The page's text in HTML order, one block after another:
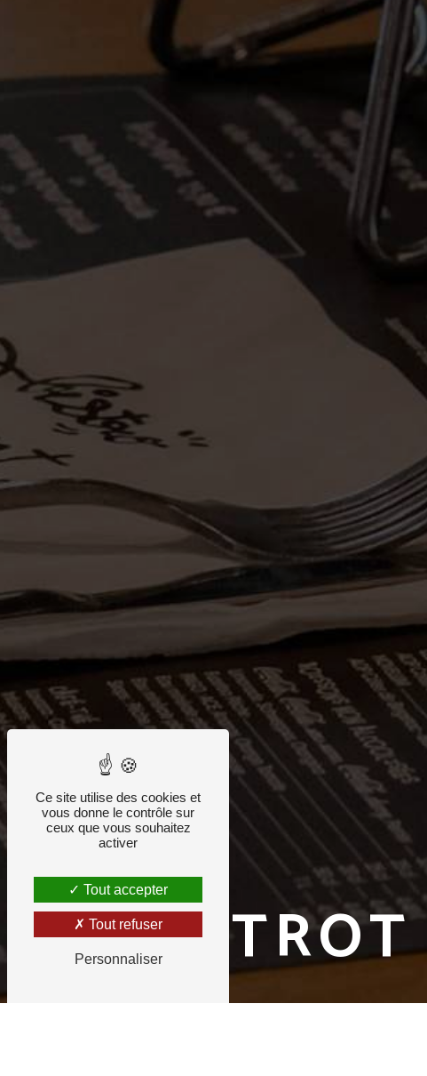
Ce site utilise des cookies et
vous donne le contrôle sur
ceux que vous souhaitez
activer
Tout accepter
Tout refuser
Personnaliser